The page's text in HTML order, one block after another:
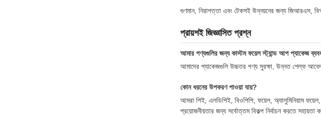
গুণমান, নিরাপত্তা এবং টেকসই উন্নয়নের জন্য জিআরএস,
প্রায়শই জিজ্ঞাসিত প্রশ্ন
আমার পণ্যগুলির জন্য কাস্টম ফয়েল স্ট্যান্ড আপ প্যাকেজ
আমাদের প্যাকেজগুলি উচ্চতর পণ্য সুরক্ষা, উন্নত শেল্ফ
কোন ধরনের উপকরণ পাওয়া যায়?
আমরা পিই, এলডিপিই, বিওপিপি, ফয়েল, অ্যালুমিনিয়াম
প্রয়োজনীয়তার জন্য সর্বোত্তম বিকল্প নির্বাচন করতে সহায়তা